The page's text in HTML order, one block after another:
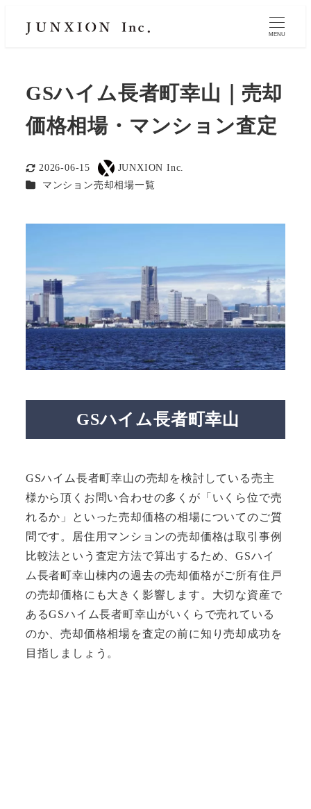
MENU
GSハイム長者町幸山｜売却
価格相場・マンション査定
更新日
2026-06-15
著
者
JUNXION Inc.
カテゴリー
マンション売却相場一覧
GSハイム長者町幸山
GSハイム長者町幸山の売却を検討している売主
様から頂くお問い合わせの多くが「いくら位で売
れるか」といった売却価格の相場についてのご質
問です。居住用マンションの売却価格は取引事例
比較法という査定方法で算出するため、GSハイ
ム長者町幸山棟内の過去の売却価格がご所有住戸
の売却価格にも大きく影響します。大切な資産で
あるGSハイム長者町幸山がいくらで売れている
のか、売却価格相場を査定の前に知り売却成功を
目指しましょう。